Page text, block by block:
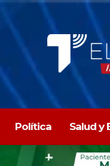
Política Salud y